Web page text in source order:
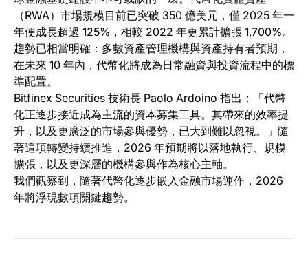
（RWA）市場規模目前已突破 350 億美元，僅 2025 年一
年便成長超過 125%，相較 2022 年更累計擴張 1,700%。
趨勢已相當明確：多數資產管理機構與資產持有者預期，
在未來 10 年內，代幣化將成為日常融資與投資流程中的標
準配置。
Bitfinex Securities 技術長 Paolo Ardoino 指出：「代幣
化正逐步接近成為主流的資本募集工具。其帶來的效率提
升，以及更廣泛的市場參與優勢，已大到難以忽視。」隨
著這項轉變持續推進，2026 年預期將以落地執行、規模
擴張，以及更深層的機構參與作為核心主軸。
我們觀察到，隨著代幣化逐步嵌入金融市場運作，2026
年將浮現數項關鍵趨勢。